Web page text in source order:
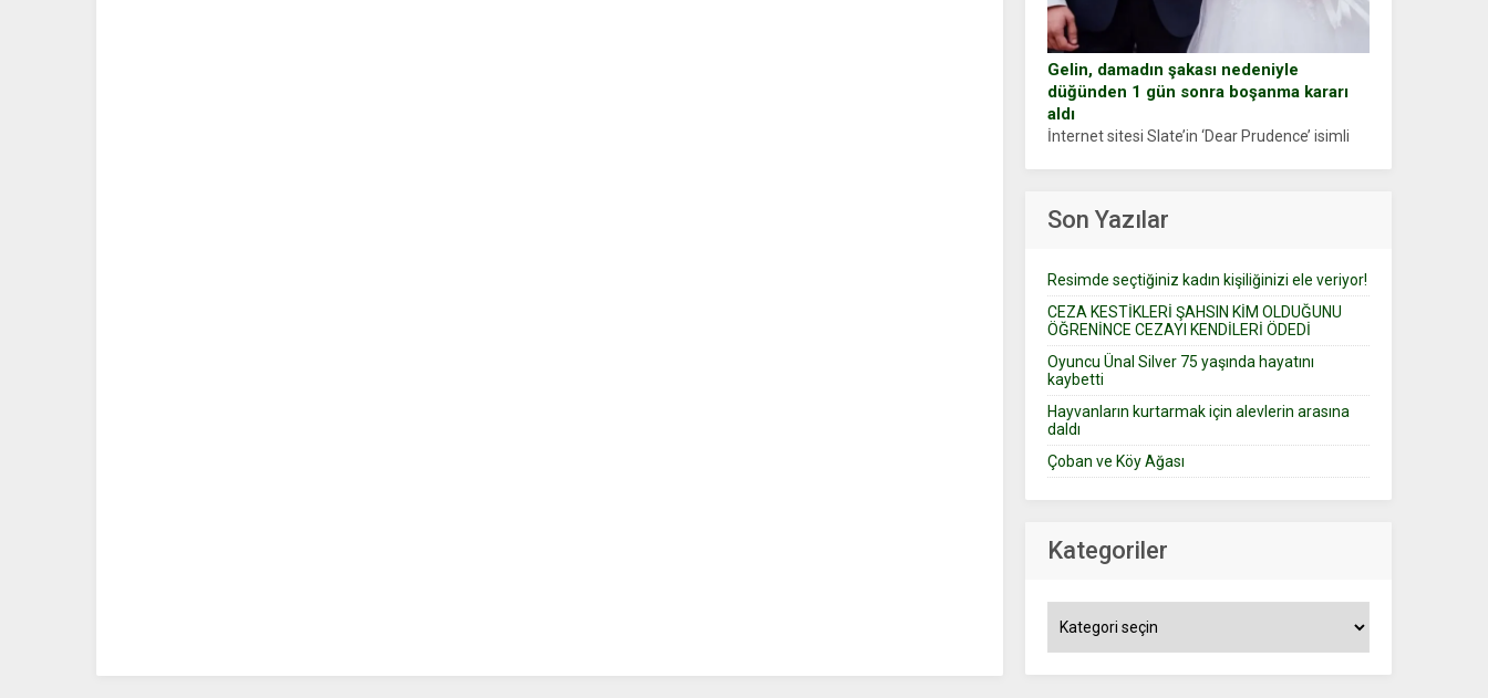
Gelin, damadın şakası nedeniyle
düğünden 1 gün sonra boşanma kararı
aldı
İnternet sitesi Slate’in ‘Dear Prudence’ isimli
Son Yazılar
Resimde seçtiğiniz kadın kişiliğinizi ele veriyor!
CEZA KESTİKLERİ ŞAHSIN KİM OLDUĞUNU
ÖĞRENİNCE CEZAYI KENDİLERİ ÖDEDİ
Oyuncu Ünal Silver 75 yaşında hayatını
kaybetti
Hayvanların kurtarmak için alevlerin arasına
daldı
Çoban ve Köy Ağası
Kategoriler